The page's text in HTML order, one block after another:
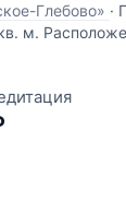
Глебово» ·
м.
как: кухня-
комнаты,